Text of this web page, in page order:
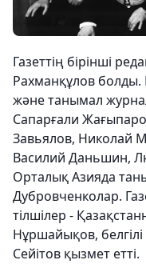
Газеттің бірінші
Рахманқұлов болды.
және танымал
Сапарғали
Завьялов, Николай
Василий Даньшин,
Орталық Азияда
Дубровченколар.
тілшілер -
Нұршайықов,
Сейітов қызмет етті.